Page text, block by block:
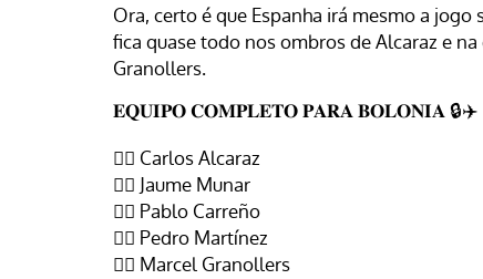
Ora, certo é que Espanha irá mesmo a
fica quase todo nos ombros de Alcaraz e
Granollers.
𝐄𝐐𝐔𝐈𝐏𝐎 𝐂𝐎𝐌𝐏𝐋𝐄𝐓𝐎 𝐏𝐀𝐑𝐀 𝐁𝐎𝐋𝐎𝐍𝐈𝐀 🔒✈️
❤️‍🔥 Carlos Alcaraz
❤️‍🔥 Jaume Munar
❤️‍🔥 Pablo Carreño
❤️‍🔥 Pedro Martínez
❤️‍🔥 Marcel Granollers